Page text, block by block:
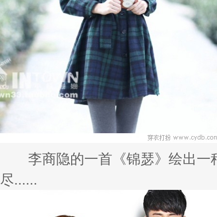
李商隐的一首《锦瑟》绘出一
尽......